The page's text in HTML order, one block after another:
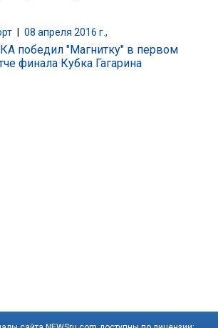
08 апреля 2016 г.,
победил "Магнитку" в первом
финала Кубка Гагарина